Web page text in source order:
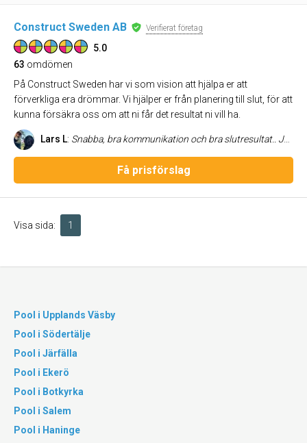
Construct Sweden AB Verifierat företag
5.0
63 omdömen
På Construct Sweden har vi som vision att hjälpa er att
förverkliga era drömmar. Vi hjälper er från planering till slut, för att
kunna försäkra oss om att ni får det resultat ni vill ha.
Lars L: Snabba, bra kommunikation och bra slutresultat.. Jag rekommenderar verkligen Construct Sweden 👍
Få prisförslag
Visa sida: 1
Pool i Upplands Väsby
Pool i Södertälje
Pool i Järfälla
Pool i Ekerö
Pool i Botkyrka
Pool i Salem
Pool i Haninge